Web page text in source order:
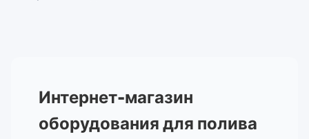
Интернет-магазин
оборудования для полива